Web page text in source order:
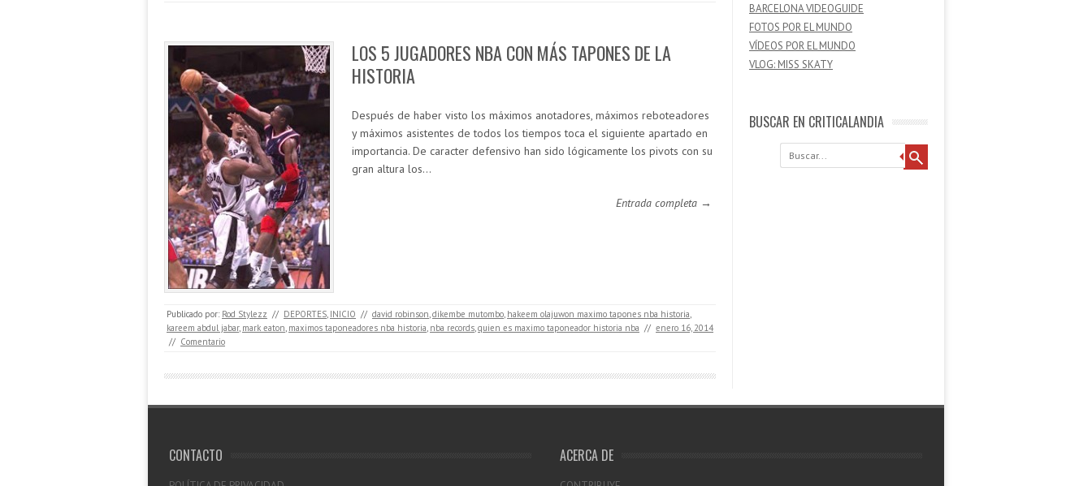
LOS 5 JUGADORES NBA CON MÁS TAPONES DE LA
HISTORIA
Después de haber visto los máximos anotadores, máximos reboteadores
y máximos asistentes de todos los tiempos toca el siguiente apartado en
importancia. De caracter defensivo han sido lógicamente los pivots con su
gran altura los…
Entrada completa →
Publicado por: Rod Stylezz // DEPORTES, INICIO // david robinson,dikembe mutombo, hakeem olajuwon maximo tapones nba historia,
kareem abdul jabar, mark eaton, maximos taponeadores nba historia, nba records,quien es maximo taponeador historia nba // enero 16, 2014
// Comentario
BARCELONA VIDEOGUIDE
FOTOS POR EL MUNDO
VÍDEOS POR EL MUNDO
VLOG: MISS SKATY
BUSCAR EN CRITICALANDIA
Buscar
CONTACTO ACERCA DE